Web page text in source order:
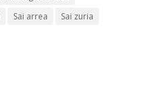
Sai arrea
Sai zuria